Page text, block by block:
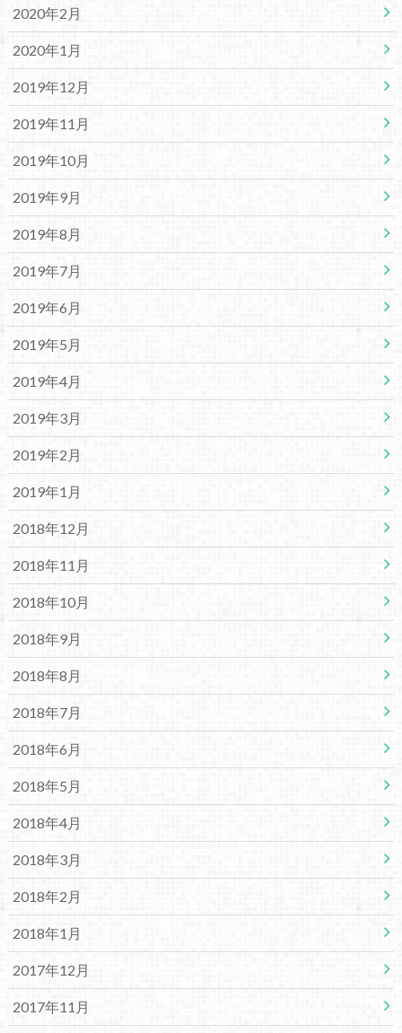
2020年2月
2020年1月
2019年12月
2019年11月
2019年10月
2019年9月
2019年8月
2019年7月
2019年6月
2019年5月
2019年4月
2019年3月
2019年2月
2019年1月
2018年12月
2018年11月
2018年10月
2018年9月
2018年8月
2018年7月
2018年6月
2018年5月
2018年4月
2018年3月
2018年2月
2018年1月
2017年12月
2017年11月